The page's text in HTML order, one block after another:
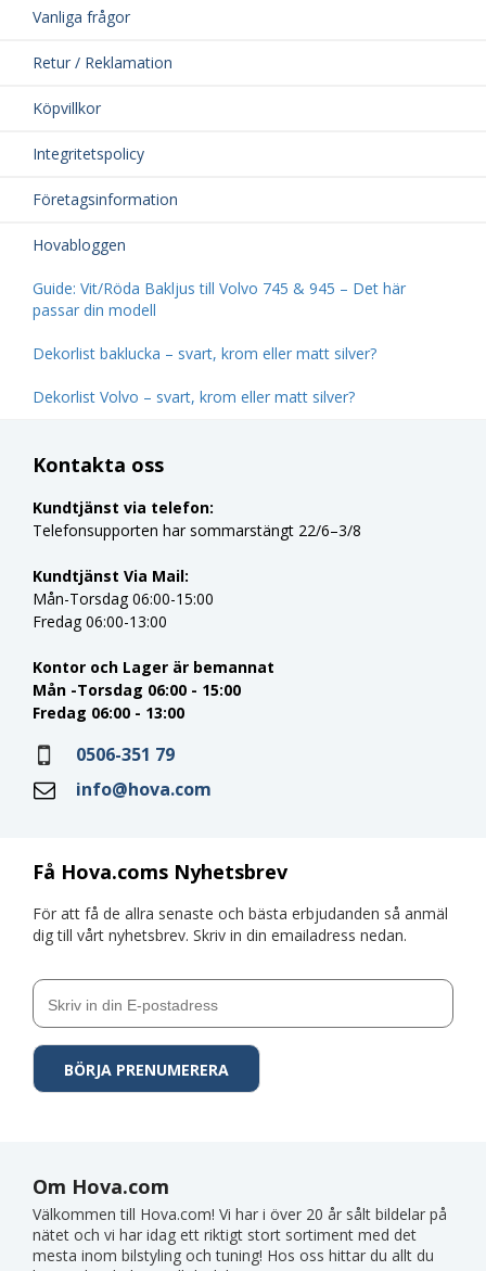
Vanliga frågor
Retur / Reklamation
Köpvillkor
Integritetspolicy
Företagsinformation
Hovabloggen
Guide: Vit/Röda Bakljus till Volvo 745 & 945 – Det här
passar din modell
Dekorlist baklucka – svart, krom eller matt silver?
Dekorlist Volvo – svart, krom eller matt silver?
Få Hova.coms Nyhetsbrev
För att få de allra senaste och bästa erbjudanden så anmäl
dig till vårt nyhetsbrev. Skriv in din emailadress nedan.
Kontakta oss
Kundtjänst via telefon:
Telefonsupporten har sommarstängt 22/6–3/8
Kundtjänst Via Mail:
Mån-Torsdag 06:00-15:00
Fredag 06:00-13:00
Kontor och Lager är bemannat
Mån -Torsdag 06:00 - 15:00
Fredag 06:00 - 13:00
0506-351 79
info@hova.com
Om Hova.com
Välkommen till Hova.com! Vi har i över 20 år sålt bildelar på
nätet och vi har idag ett riktigt stort sortiment med det
mesta inom bilstyling och tuning! Hos oss hittar du allt du